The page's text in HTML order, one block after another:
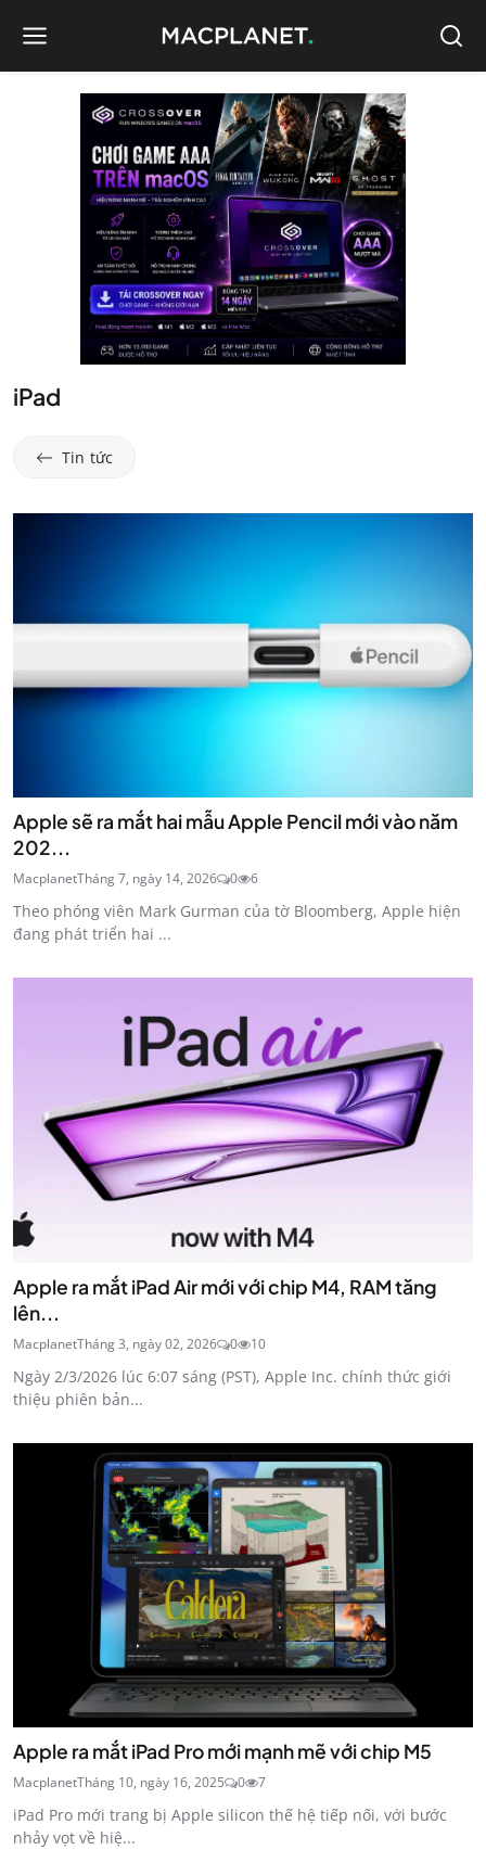
iPad
Tin tức
Apple sẽ ra mắt hai mẫu Apple Pencil mới vào năm
202...
MacplanetTháng 7, ngày 14, 2026 0 6
Theo phóng viên Mark Gurman của tờ Bloomberg, Apple hiện
đang phát triển hai ...
Apple ra mắt iPad Air mới với chip M4, RAM tăng
lên...
MacplanetTháng 3, ngày 02, 2026 0 10
Ngày 2/3/2026 lúc 6:07 sáng (PST), Apple Inc. chính thức giới
thiệu phiên bản...
Apple ra mắt iPad Pro mới mạnh mẽ với chip M5
MacplanetTháng 10, ngày 16, 2025 0 7
iPad Pro mới trang bị Apple silicon thế hệ tiếp nối, với bước
nhảy vọt về hiệ...